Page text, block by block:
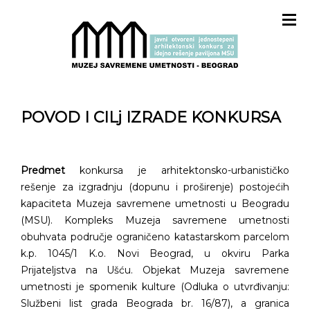
POVOD I CILj IZRADE KONKURSA
Predmet konkursa je arhitektonsko-urbanističko
rešenje za izgradnju (dopunu i proširenje) postojećih
kapaciteta Muzeja savremene umetnosti u Beogradu
(MSU). Kompleks Muzeja savremene umetnosti
obuhvata područje ograničeno katastarskom parcelom
k.p. 1045/1 K.o. Novi Beograd, u okviru Parka
Prijateljstva na Ušću. Objekat Muzeja savremene
umetnosti je spomenik kulture (Odluka o utvrđivanju:
Službeni list grada Beograda br. 16/87), a granica